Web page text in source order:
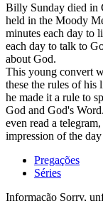
Billy Sunday died in
held in the Moody
minutes each day to
each day to talk to
about God.
This young convert
these the rules of
he made it a rule to
God and God's
even read a
impression of the
Pregações
Séries
Informação Sorry,